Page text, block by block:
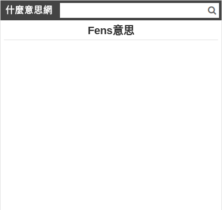
什麼意思網
Fens意思